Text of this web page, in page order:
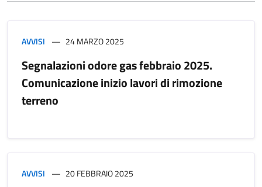
AVVISI 24 MARZO 2025
Segnalazioni odore gas febbraio 2025.
Comunicazione inizio lavori di rimozione
terreno
AVVISI 20 FEBBRAIO 2025